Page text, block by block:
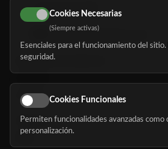
616 113 103
hola@mundomayor.com
Buscador de residencias
Eventos
Nosotros
Cookies Necesarias
(Siempre activas)
Esenciales para el funcionamiento del
seguridad.
Cookies Funcionales
Permiten funcionalidades avanzadas como
personalización.